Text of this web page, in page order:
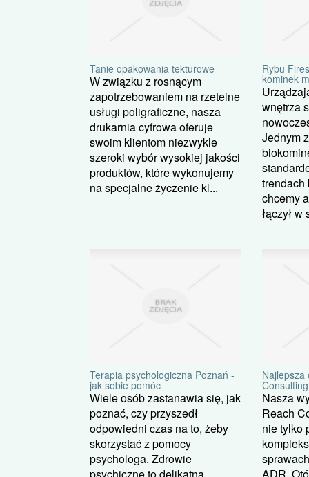
Tanie opakowania tekturowe
W związku z rosnącym
zapotrzebowaniem na rzetelne
usługi poligraficzne, nasza
drukarnia cyfrowa oferuje
swoim klientom niezwykle
szeroki wybór wysokiej jakości
produktów, które wykonujemy
na specjalne życzenie kl...
Rybu
kominek
wnętrza
Jednym
trendach
chcemy
łączył
Terapia psychologiczna Poznań -
jak sobie pomóc
Wiele osób zastanawia się, jak
poznać, czy przyszedł
odpowiedni czas na to, żeby
skorzystać z pomocy
psychologa. Zdrowie
psychiczne to delikatna
Consulting
Nasza
Reach
nie tylko
ADR.